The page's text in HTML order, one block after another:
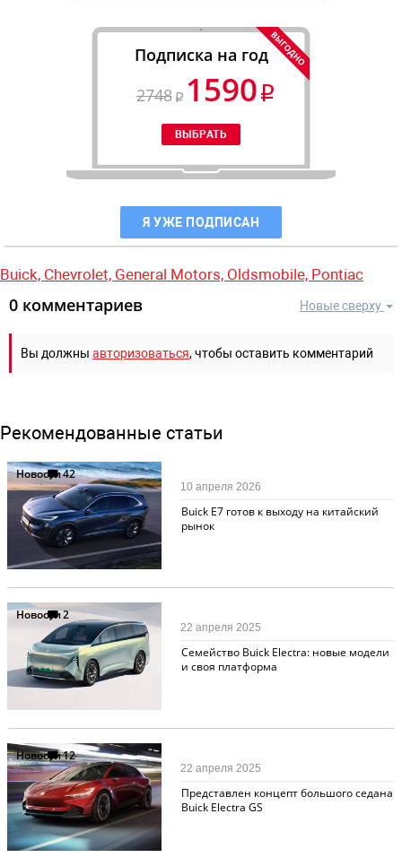
Подписка на год
2748
1590
Я УЖЕ ПОДПИСАН
Buick, Chevrolet, General Motors, Oldsmobile, Pontiac
Новые сверху
0 комментариев
Вы должны авторизоваться, чтобы оставить комментарий
Рекомендованные статьи
Новости42
Buick E7 готов к выходу на китайский
рынок
10 апреля 2026
Новости2
Семейство Buick Electra: новые модели
и своя платформа
22 апреля 2025
Новости12
Представлен концепт большого седана
Buick Electra GS
22 апреля 2025